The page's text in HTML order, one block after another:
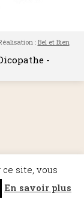
:Bel et Bien
-
site, vous
En savoir plus